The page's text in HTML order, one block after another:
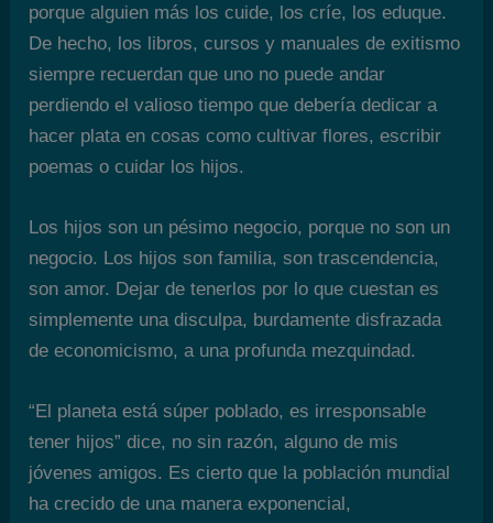
porque alguien más los cuide, los críe, los eduque.
De hecho, los libros, cursos y manuales de exitismo
siempre recuerdan que uno no puede andar
perdiendo el valioso tiempo que debería dedicar a
hacer plata en cosas como cultivar flores, escribir
poemas o cuidar los hijos.
Los hijos son un pésimo negocio, porque no son un
negocio. Los hijos son familia, son trascendencia,
son amor. Dejar de tenerlos por lo que cuestan es
simplemente una disculpa, burdamente disfrazada
de economicismo, a una profunda mezquindad.
“El planeta está súper poblado, es irresponsable
tener hijos” dice, no sin razón, alguno de mis
jóvenes amigos. Es cierto que la población mundial
ha crecido de una manera exponencial,